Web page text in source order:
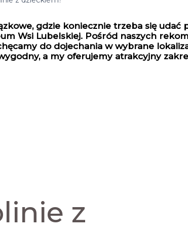
gdzie koniecznie trzeba się udać
Wsi Lubelskiej. Pośród naszych
do dojechania w wybrane
a my oferujemy atrakcyjny
z